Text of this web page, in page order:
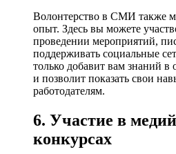
Волонтерство в СМИ также
опыт. Здесь вы можете
проведении мероприятий,
поддерживать социальные
только добавит вам знаний
и позволит показать свои
работодателям.
6. Участие в
конкурсах